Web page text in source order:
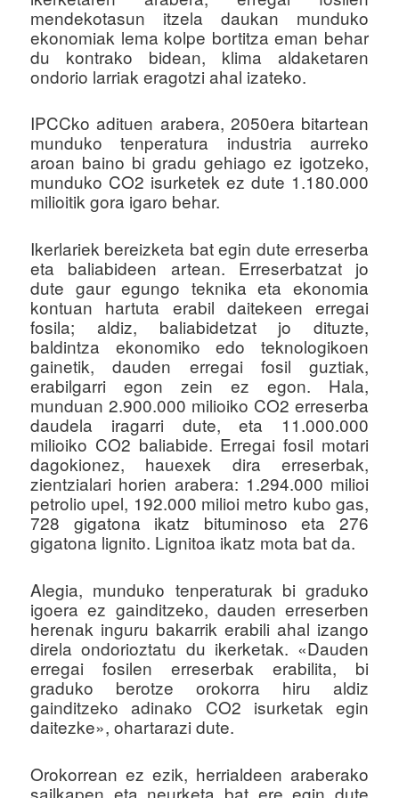
mendekotasun itzela daukan munduko
ekonomiak lema kolpe bortitza eman behar
du kontrako bidean, klima aldaketaren
ondorio larriak eragotzi ahal izateko.
IPCCko adituen arabera, 2050era bitartean
munduko tenperatura industria aurreko
aroan baino bi gradu gehiago ez igotzeko,
munduko CO2 isurketek ez dute 1.180.000
milioitik gora igaro behar.
Ikerlariek bereizketa bat egin dute erreserba
eta baliabideen artean. Erreserbatzat jo
dute gaur egungo teknika eta ekonomia
kontuan hartuta erabil daitekeen erregai
fosila; aldiz, baliabidetzat jo dituzte,
baldintza ekonomiko edo teknologikoen
gainetik, dauden erregai fosil guztiak,
erabilgarri egon zein ez egon. Hala,
munduan 2.900.000 milioiko CO2 erreserba
daudela iragarri dute, eta 11.000.000
milioiko CO2 baliabide. Erregai fosil motari
dagokionez, hauexek dira erreserbak,
zientzialari horien arabera: 1.294.000 milioi
petrolio upel, 192.000 milioi metro kubo gas,
728 gigatona ikatz bituminoso eta 276
gigatona lignito. Lignitoa ikatz mota bat da.
Alegia, munduko tenperaturak bi graduko
igoera ez gainditzeko, dauden erreserben
herenak inguru bakarrik erabili ahal izango
direla ondorioztatu du ikerketak. «Dauden
erregai fosilen erreserbak erabilita, bi
graduko berotze orokorra hiru aldiz
gainditzeko adinako CO2 isurketak egin
daitezke», ohartarazi dute.
Orokorrean ez ezik, herrialdeen araberako
sailkapen eta neurketa bat ere egin dute